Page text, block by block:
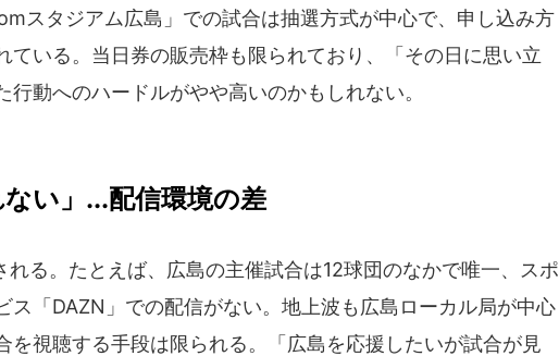
スタジアム広島」での試合は抽選方式が中心で、申し込み方
ている。当日券の販売枠も限られており、「その日に思い立
行動へのハードルがやや高いのかもしれない。
ない」...配信環境の差
る。たとえば、広島の主催試合は12球団のなかで唯一、スポ
ス「DAZN」での配信がない。地上波も広島ローカル局が中心
を視聴する手段は限られる。「広島を応援したいが試合が見